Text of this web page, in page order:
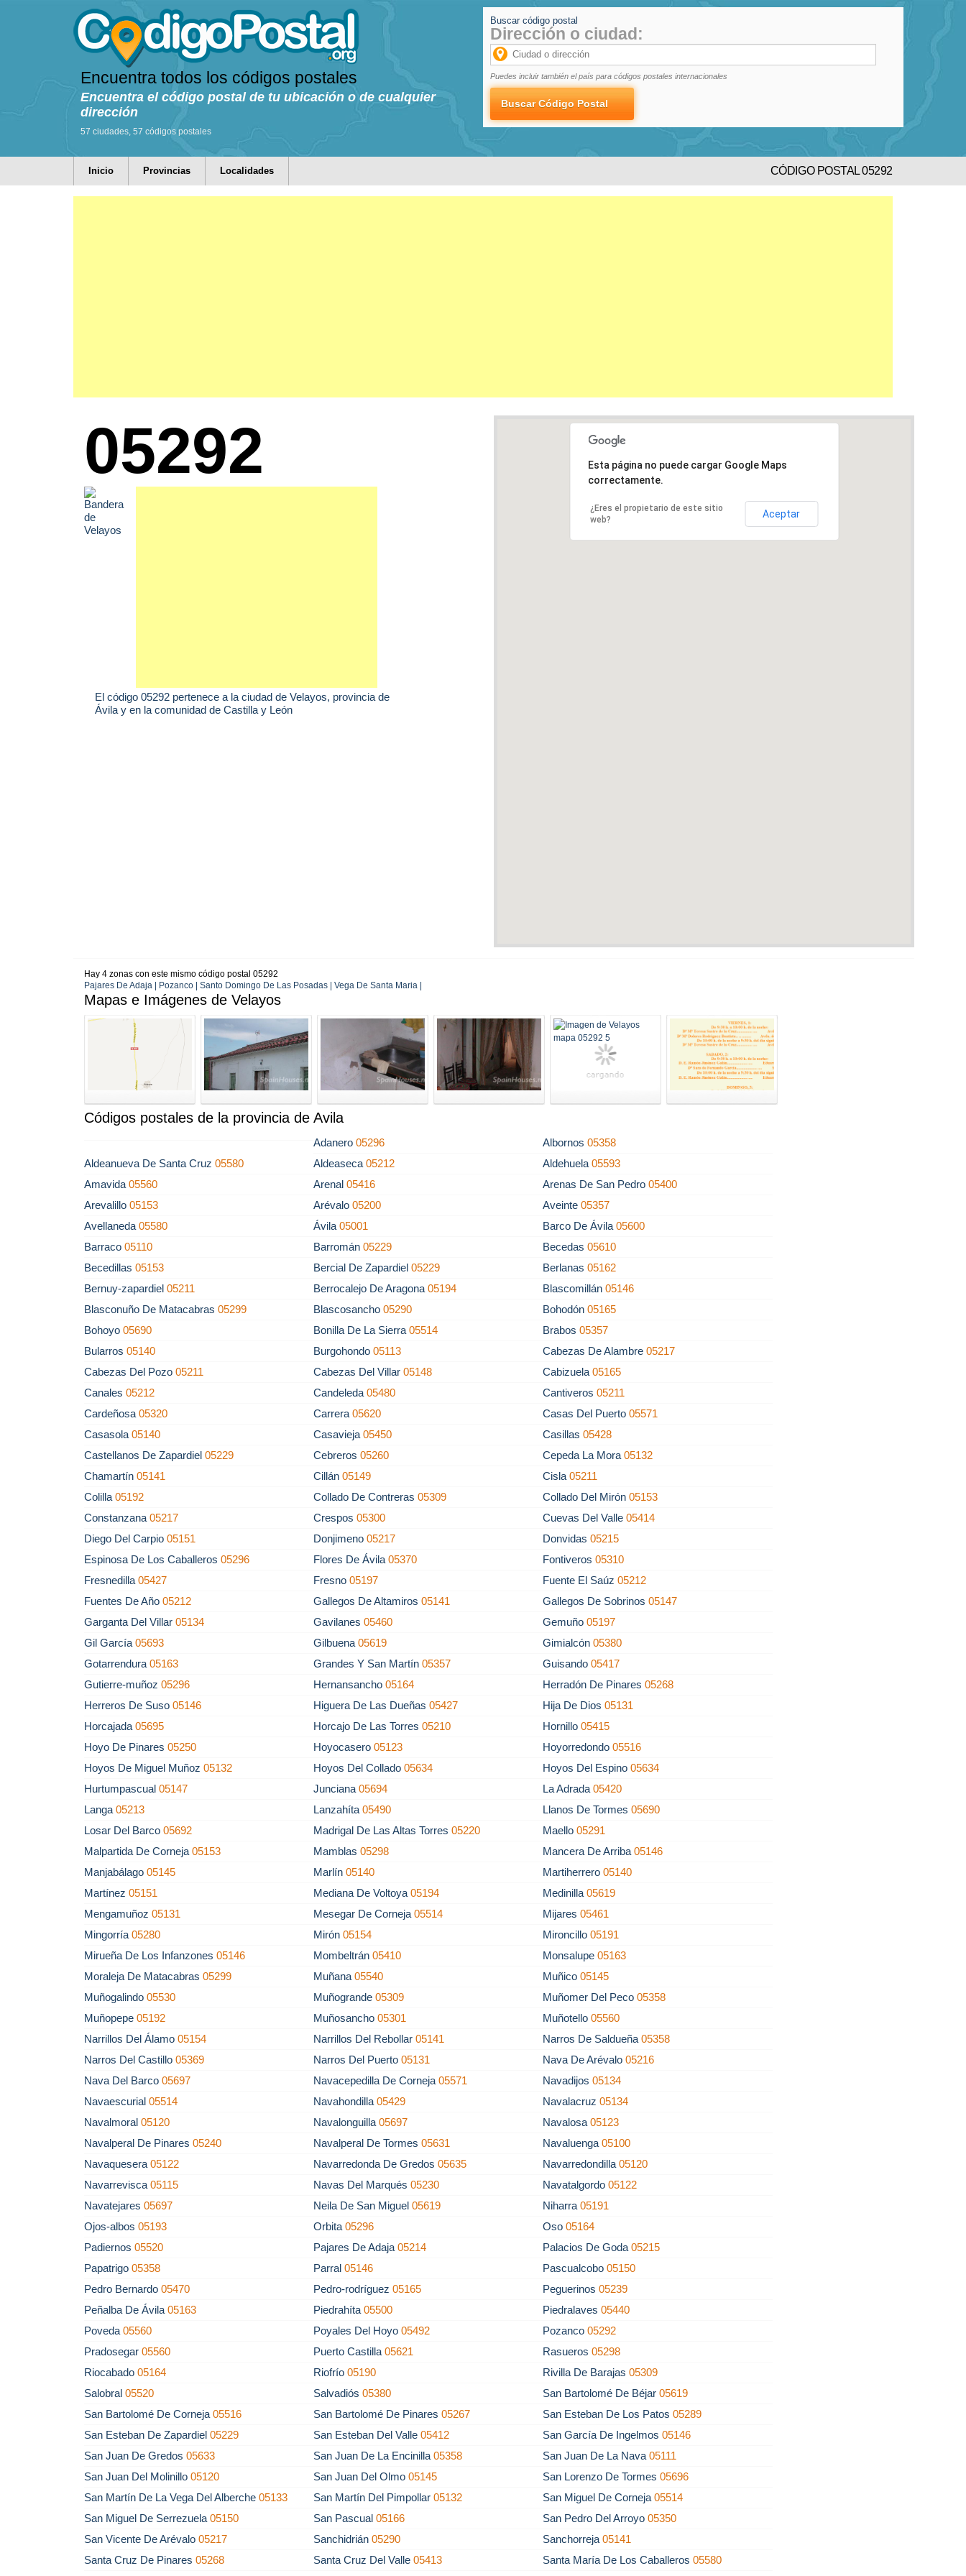
Encuentra todos los códigos postales
Encuentra el código postal de tu ubicación o de cualquier
dirección
57 ciudades, 57 códigos postales
Buscar código postal
Dirección o ciudad:
Puedes incluir también el país para códigos postales internacionales
Inicio Provincias Localidades CÓDIGO POSTAL 05292
05292
El código 05292 pertenece a la ciudad de Velayos, provincia de
Ávila y en la comunidad de Castilla y León
Esta página no puede cargar Google Maps
correctamente.
¿Eres el propietario de este sitio
web?
Aceptar
Hay 4 zonas con este mismo código postal 05292
Pajares De Adaja | Pozanco | Santo Domingo De Las Posadas | Vega De Santa Maria |
Mapas e Imágenes de Velayos
Códigos postales de la provincia de Avila
Adanero05296 Albornos05358
Aldeanueva De Santa Cruz 05580 Aldeaseca05212 Aldehuela05593
Amavida 05560 Arenal05416 Arenas De San Pedro05400
Arevalillo 05153 Arévalo05200 Aveinte05357
Avellaneda 05580 Ávila05001 Barco De Ávila05600
Barraco 05110 Barromán05229 Becedas05610
Becedillas 05153 Bercial De Zapardiel05229 Berlanas05162
Bernuy-zapardiel 05211 Berrocalejo De Aragona05194 Blascomillán05146
Blasconuño De Matacabras 05299 Blascosancho05290 Bohodón05165
Bohoyo 05690 Bonilla De La Sierra05514 Brabos05357
Bularros 05140 Burgohondo05113 Cabezas De Alambre05217
Cabezas Del Pozo 05211 Cabezas Del Villar05148 Cabizuela05165
Canales 05212 Candeleda05480 Cantiveros05211
Cardeñosa 05320 Carrera05620 Casas Del Puerto05571
Casasola 05140 Casavieja05450 Casillas05428
Castellanos De Zapardiel 05229 Cebreros05260 Cepeda La Mora05132
Chamartín 05141 Cillán05149 Cisla05211
Colilla 05192 Collado De Contreras05309 Collado Del Mirón05153
Constanzana 05217 Crespos05300 Cuevas Del Valle05414
Diego Del Carpio 05151 Donjimeno05217 Donvidas05215
Espinosa De Los Caballeros 05296 Flores De Ávila05370 Fontiveros05310
Fresnedilla 05427 Fresno05197 Fuente El Saúz05212
Fuentes De Año 05212 Gallegos De Altamiros05141 Gallegos De Sobrinos05147
Garganta Del Villar 05134 Gavilanes05460 Gemuño05197
Gil García 05693 Gilbuena05619 Gimialcón05380
Gotarrendura 05163 Grandes Y San Martín05357 Guisando05417
Gutierre-muñoz 05296 Hernansancho05164 Herradón De Pinares05268
Herreros De Suso 05146 Higuera De Las Dueñas05427 Hija De Dios05131
Horcajada 05695 Horcajo De Las Torres05210 Hornillo05415
Hoyo De Pinares 05250 Hoyocasero05123 Hoyorredondo05516
Hoyos De Miguel Muñoz 05132 Hoyos Del Collado05634 Hoyos Del Espino05634
Hurtumpascual 05147 Junciana05694 La Adrada05420
Langa 05213 Lanzahíta05490 Llanos De Tormes05690
Losar Del Barco 05692 Madrigal De Las Altas Torres05220 Maello05291
Malpartida De Corneja 05153 Mamblas05298 Mancera De Arriba05146
Manjabálago 05145 Marlín05140 Martiherrero05140
Martínez 05151 Mediana De Voltoya05194 Medinilla05619
Mengamuñoz 05131 Mesegar De Corneja05514 Mijares05461
Mingorría 05280 Mirón05154 Mironcillo05191
Mirueña De Los Infanzones 05146 Mombeltrán05410 Monsalupe05163
Moraleja De Matacabras 05299 Muñana05540 Muñico05145
Muñogalindo 05530 Muñogrande05309 Muñomer Del Peco05358
Muñopepe 05192 Muñosancho05301 Muñotello05560
Narrillos Del Álamo 05154 Narrillos Del Rebollar05141 Narros De Saldueña05358
Narros Del Castillo 05369 Narros Del Puerto05131 Nava De Arévalo05216
Nava Del Barco 05697 Navacepedilla De Corneja05571 Navadijos05134
Navaescurial 05514 Navahondilla05429 Navalacruz05134
Navalmoral 05120 Navalonguilla05697 Navalosa05123
Navalperal De Pinares 05240 Navalperal De Tormes05631 Navaluenga05100
Navaquesera 05122 Navarredonda De Gredos05635 Navarredondilla05120
Navarrevisca 05115 Navas Del Marqués05230 Navatalgordo05122
Navatejares 05697 Neila De San Miguel05619 Niharra05191
Ojos-albos 05193 Orbita05296 Oso05164
Padiernos 05520 Pajares De Adaja05214 Palacios De Goda05215
Papatrigo 05358 Parral05146 Pascualcobo05150
Pedro Bernardo 05470 Pedro-rodríguez05165 Peguerinos05239
Peñalba De Ávila 05163 Piedrahíta05500 Piedralaves05440
Poveda 05560 Poyales Del Hoyo05492 Pozanco05292
Pradosegar 05560 Puerto Castilla05621 Rasueros05298
Riocabado 05164 Riofrío05190 Rivilla De Barajas05309
Salobral 05520 Salvadiós05380 San Bartolomé De Béjar05619
San Bartolomé De Corneja 05516 San Bartolomé De Pinares05267 San Esteban De Los Patos05289
San Esteban De Zapardiel 05229 San Esteban Del Valle05412 San García De Ingelmos05146
San Juan De Gredos 05633 San Juan De La Encinilla05358 San Juan De La Nava05111
San Juan Del Molinillo 05120 San Juan Del Olmo05145 San Lorenzo De Tormes05696
San Martín De La Vega Del Alberche 05133 San Martín Del Pimpollar05132 San Miguel De Corneja05514
San Miguel De Serrezuela 05150 San Pascual05166 San Pedro Del Arroyo05350
San Vicente De Arévalo 05217 Sanchidrián05290 Sanchorreja05141
Santa Cruz De Pinares 05268 Santa Cruz Del Valle05413 Santa María De Los Caballeros05580